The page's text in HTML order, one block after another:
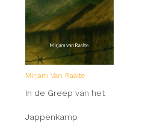
Mirjam Van Raalte
In de Greep van het
Jappenkamp